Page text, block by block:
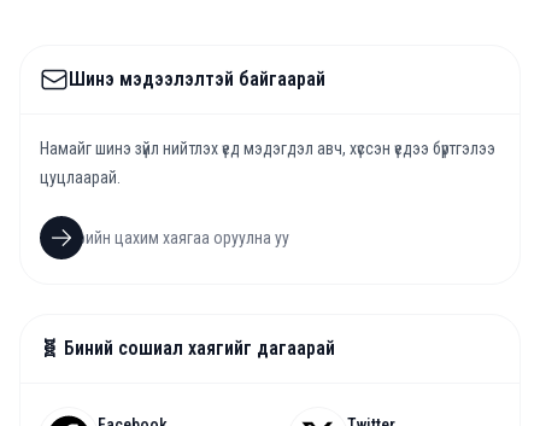
Шинэ мэдээлэлтэй байгаарай
Намайг шинэ зүйл нийтлэх үед мэдэгдэл авч, хүссэн үедээ бүртгэлээ
цуцлаарай.
🧬 Биний сошиал хаягийг дагаарай